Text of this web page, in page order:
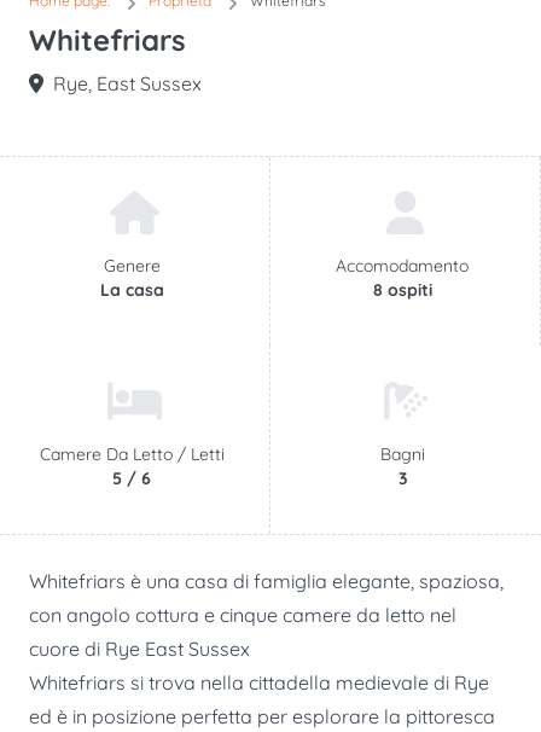
Whitefriars
Rye, East Sussex
Genere
La casa
Accomodamento
8 ospiti
Camere Da Letto / Letti
5 / 6
Bagni
3
Whitefriars è una casa di famiglia elegante, spaziosa,
con angolo cottura e cinque camere da letto nel
cuore di Rye East Sussex
Whitefriars si trova nella cittadella medievale di Rye
ed è in posizione perfetta per esplorare la pittoresca